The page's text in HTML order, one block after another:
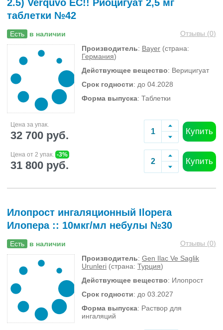
2.5) Verquvo ЕС!! Риоцигуат 2,5 мг
таблетки №42
Есть в наличии Отзывы (0)
Производитель: Bayer (страна:
Германия)
Действующее вещество: Верицигуат
Срок годности: до 04.2028
Форма выпуска: Таблетки
Цена за упак.
32 700 руб. Купить
Цена от 2 упак. -3%
31 800 руб. Купить
Илопрост ингаляционный Ilopera
Илопера :: 10мкг/мл небулы №30
Есть в наличии Отзывы (0)
Производитель: Gen Ilac Ve Saglik
Urunleri (страна: Турция)
Действующее вещество: Илопрост
Срок годности: до 03.2027
Форма выпуска: Раствор для
ингаляций